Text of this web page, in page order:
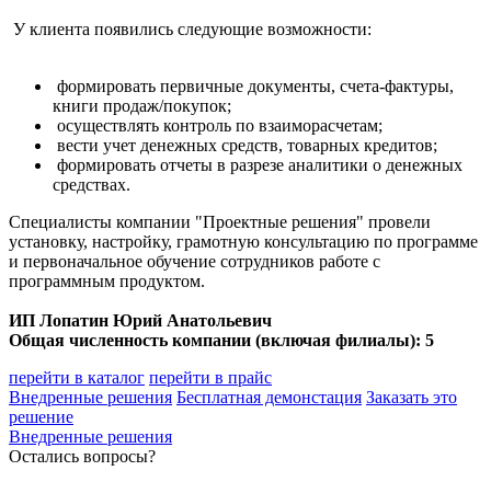
У клиента появились следующие возможности:
формировать первичные документы, счета-фактуры,
книги продаж/покупок;
осуществлять контроль по взаиморасчетам;
вести учет денежных средств, товарных кредитов;
формировать отчеты в разрезе аналитики о денежных
средствах.
Специалисты компании "Проектные решения" провели
установку, настройку, грамотную консультацию по программе
и первоначальное обучение сотрудников работе с
программным продуктом.
ИП Лопатин Юрий Анатольевич
Общая численность компании (включая филиалы): 5
перейти в каталог перейти в прайс
Внедренные решения Бесплатная демонстация Заказать это
решение
Внедренные решения
Остались вопросы?